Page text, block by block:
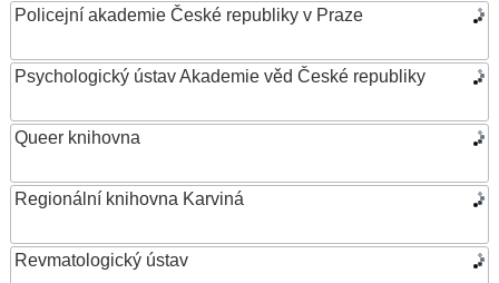
Policejní akademie České republiky v Praze
Psychologický ústav Akademie věd České republiky
Queer knihovna
Regionální knihovna Karviná
Revmatologický ústav